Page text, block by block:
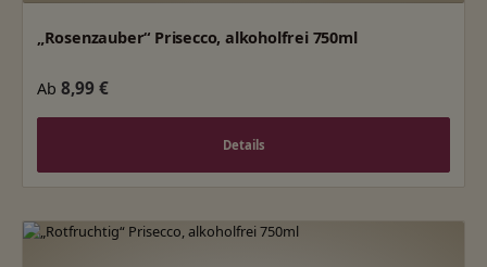
„Rosenzauber“ Prisecco, alkoholfrei 750ml
Regulärer Preis:
Ab 8,99 €
Details